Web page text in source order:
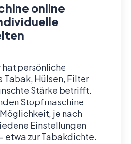
online
hat persönliche
Tabak, Hülsen, Filter
Stärke betrifft.
Stopfmaschine
je nach
Einstellungen
etwa zur Tabakdichte.